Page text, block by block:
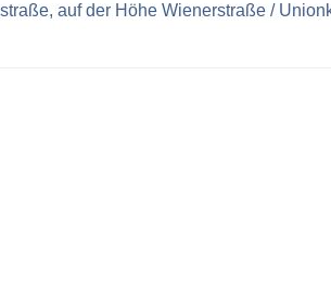
auf der Höhe Wienerstraße /